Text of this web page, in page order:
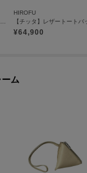
【サルト】2WAY レザーショルダーバッグ S 本革（商品番号：P25-35520）
HIROFU
¥64,900
ム